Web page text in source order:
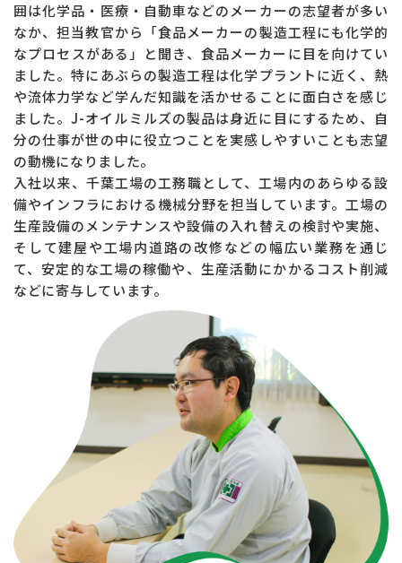
囲は化学品・医療・自動車などのメーカーの志望者が多い
なか、担当教官から「食品メーカーの製造工程にも化学的
なプロセスがある」と聞き、食品メーカーに目を向けてい
ました。特にあぶらの製造工程は化学プラントに近く、熱
や流体力学など学んだ知識を活かせることに面白さを感じ
ました。J-オイルミルズの製品は身近に目にするため、自
分の仕事が世の中に役立つことを実感しやすいことも志望
の動機になりました。
入社以来、千葉工場の工務職として、工場内のあらゆる設
備やインフラにおける機械分野を担当しています。工場の
生産設備のメンテナンスや設備の入れ替えの検討や実施、
そして建屋や工場内道路の改修などの幅広い業務を通じ
て、安定的な工場の稼働や、生産活動にかかるコスト削減
などに寄与しています。